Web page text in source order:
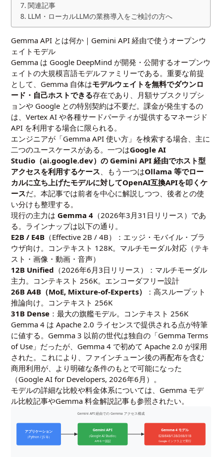
関連記事
LLM・ローカルLLMの業務導入をご検討の方へ
Gemma API とは何か｜Gemini API 経由で使うオープンウ
ェイトモデル
Gemma は Google DeepMind が開発・公開するオープンウ
ェイトの大規模言語モデルファミリーである。重要な前提
として、Gemma 自体はモデルウェイトを無料でダウンロ
ード・自己ホストできる存在であり、月額サブスクリプシ
ョンや Google との特別契約は不要だ。課金が発生するの
は、Vertex AI や各種サードパーティが提供するマネージド
API を利用する場合に限られる。
エンジニアが「Gemma API 使い方」を検索する場合、主に
二つのユースケースがある。一つはGoogle AI
Studio（ai.google.dev）の Gemini API 経由でホスト型
アクセスを利用するケース、もう一つはOllama 等でロー
カルに立ち上げたモデルに対してOpenAI互換APIを叩くケ
ースだ。本記事では前者を中心に解説しつつ、後者との使
い分けも整理する。
現行の主力は Gemma 4 （2026年3月31日リリース）であ
る。ラインナップは以下の通り。
E2B / E4B （Effective 2B / 4B）：エッジ・モバイル・ブラ
ウザ向け。コンテキスト 128K。マルチモーダル対応（テキ
スト・画像・動画・音声）
12B Unified （2026年6月3日リリース）：マルチモーダル
主力。コンテキスト 256K。エンコーダフリー設計
26B A4B（MoE, Mixture-of-Experts）
：高スループット
推論向け。コンテキスト 256K
31B Dense ：最大の旗艦モデル。コンテキスト 256K
Gemma 4 は Apache 2.0 ライセンスで提供される点が特筆
に値する。Gemma 3 以前の世代は独自の「Gemma Terms
of Use」だったが、Gemma 4 で初めて Apache 2.0 が採用
された。これにより、ファインチューン後の再配布を含む
商用利用が、より明確な条件のもとで可能になった
（Google AI for Developers, 2026年6月）。
モデルの詳細な比較や料金体系については、 Gemma モデ
ル比較記事やGemma 料金解説記事も参照されたい。
アプリケーション
（Python / JS 等）
Gemini API
（Google AI Studio）
APIキー認証
Gemma 4 モデル
E2B/E4B/12B/26B/31B
Google インフラ上で実行
Gemini API 経由での Gemma アクセス構成